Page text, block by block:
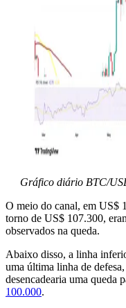
Gráfico diário BTC/
O meio do canal, em US$
torno de US$ 107.300,
observados na queda.
Abaixo disso, a linha
uma última linha de
desencadearia uma queda
100.000.